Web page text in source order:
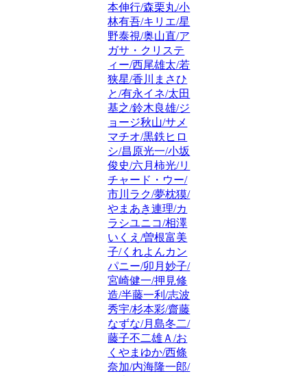
本伸行/森栗丸/小
林有吾/キリエ/星
野泰視/奥山直/ア
ガサ・クリステ
ィー/西尾雄太/若
狭星/香川まさひ
と/有永イネ/太田
基之/鈴木良雄/ジ
ョージ秋山/サメ
マチオ/黒鉄ヒロ
シ/昌原光一/小坂
俊史/六月柿光/リ
チャード・ウー/
市川ラク/夢枕獏/
やまあき連理/カ
ラシユニコ/相澤
いくえ/曽根富美
子/くれよんカン
パニー/卯月妙子/
宮崎健一/押見修
造/半藤一利/志波
秀宇/杉本彩/齋藤
なずな/月島冬二/
藤子不二雄Ａ/お
くやまゆか/西條
奈加/内海隆一郎/